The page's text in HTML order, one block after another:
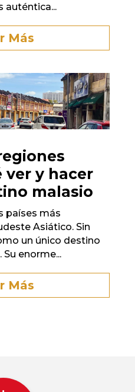
auténtica...
Más
ver y hacer
malasio
países más
Asiático. Sin
un único destino
enorme...
Más